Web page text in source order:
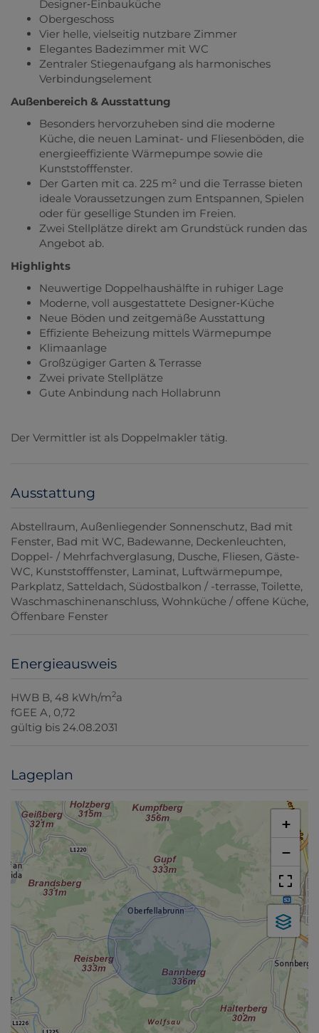
Designer‑Einbauküche
Obergeschoss
Vier helle, vielseitig nutzbare Zimmer
Elegantes Badezimmer mit WC
Zentraler Stiegenaufgang als harmonisches
Verbindungselement
Außenbereich & Ausstattung
Besonders hervorzuheben sind die moderne
Küche, die neuen Laminat- und Fliesenböden, die
energieeffiziente Wärmepumpe sowie die
Kunststofffenster.
Der Garten mit ca. 225 m² und die Terrasse bieten
ideale Voraussetzungen zum Entspannen, Spielen
oder für gesellige Stunden im Freien.
Zwei Stellplätze direkt am Grundstück runden das
Angebot ab.
Highlights
Neuwertige Doppelhaushälfte in ruhiger Lage
Moderne, voll ausgestattete Designer‑Küche
Neue Böden und zeitgemäße Ausstattung
Effiziente Beheizung mittels Wärmepumpe
Klimaanlage
Großzügiger Garten & Terrasse
Zwei private Stellplätze
Gute Anbindung nach Hollabrunn
Der Vermittler ist als Doppelmakler tätig.
Ausstattung
Abstellraum Außenliegender Sonnenschutz Bad mit
Fenster Bad mit WC Badewanne Deckenleuchten
Doppel- / Mehrfachverglasung Dusche Fliesen Gäste-
WC Kunststofffenster Laminat Luftwärmepumpe
Parkplatz Satteldach Südostbalkon / -terrasse Toilette
Waschmaschinenanschluss Wohnküche / offene Küche
Öffenbare Fenster
Energieausweis
HWB B, 48 kWh/m2a
fGEE A, 0,72
gültig bis 24.08.2031
Lageplan
+
−